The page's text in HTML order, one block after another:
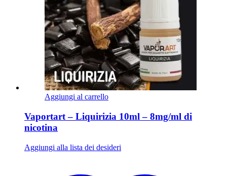
Aggiungi al carrello
Vaportart – Liquirizia 10ml – 8mg/ml di
nicotina
Aggiungi alla lista dei desideri